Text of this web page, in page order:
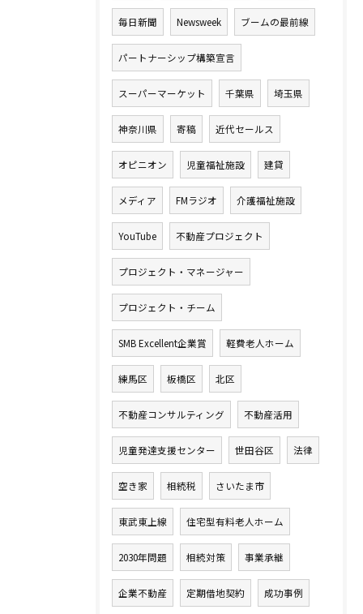
毎日新聞 Newsweek ブームの最前線
パートナーシップ構築宣言
スーパーマーケット 千葉県 埼玉県
神奈川県 寄稿 近代セールス
オピニオン 児童福祉施設 建貸
メディア FMラジオ 介護福祉施設
YouTube 不動産プロジェクト
プロジェクト・マネージャー
プロジェクト・チーム
SMB Excellent企業賞 軽費老人ホーム
練馬区 板橋区 北区
不動産コンサルティング 不動産活用
児童発達支援センター 世田谷区 法律
空き家 相続税 さいたま市
東武東上線 住宅型有料老人ホーム
2030年問題 相続対策 事業承継
企業不動産 定期借地契約 成功事例